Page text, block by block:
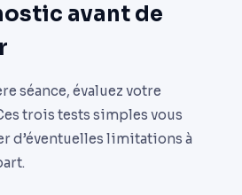
avant de
séance, évaluez votre
trois tests simples vous
d’éventuelles limitations à